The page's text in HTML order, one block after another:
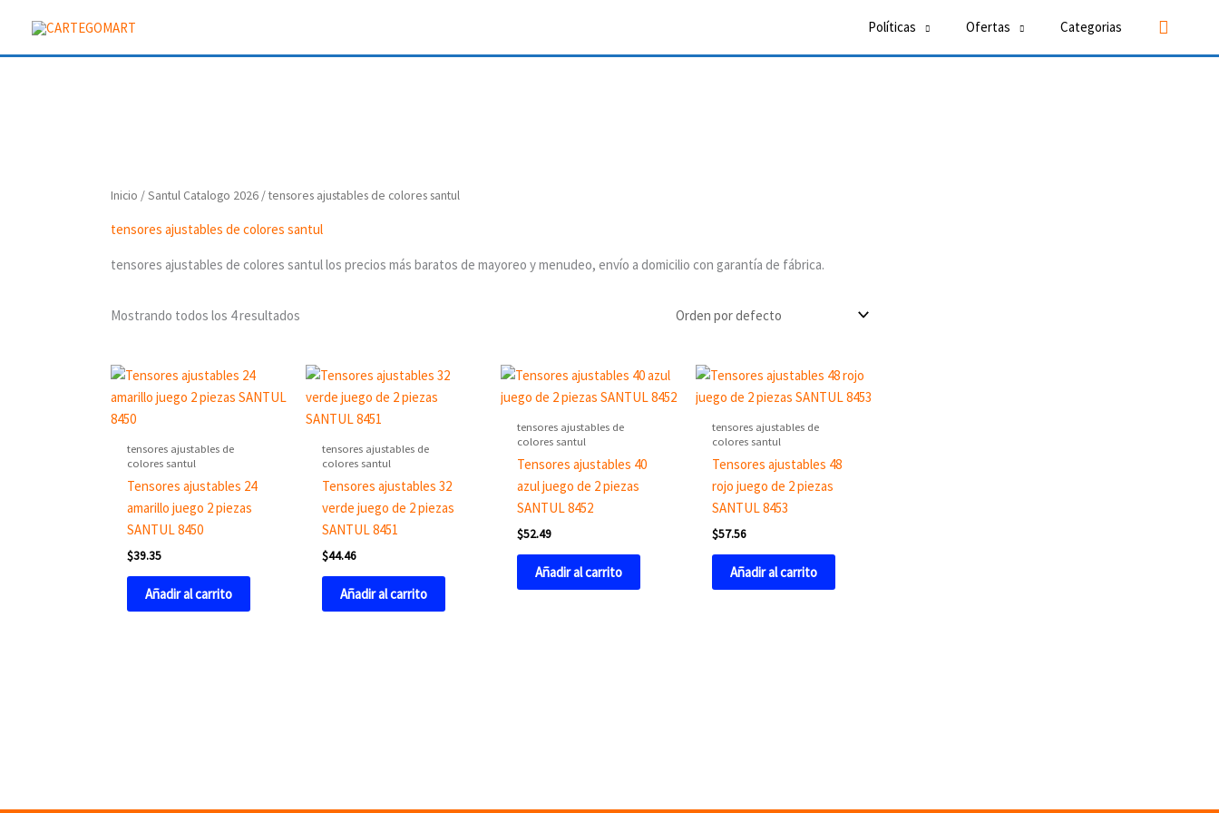
contenido
Políticas Ofertas Categorias Buscar
Inicio /Santul Catalogo 2026 / tensores ajustables de colores santul
tensores ajustables de colores santul
tensores ajustables de colores santul los precios más baratos de mayoreo y menudeo, envío a domicilio con garantía de fábrica.
Mostrando todos los 4 resultados
tensores ajustables de
colores santul
Tensores ajustables 24
amarillo juego 2 piezas
SANTUL 8450
$39.35
Añadir al carrito
tensores ajustables de
colores santul
Tensores ajustables 32
verde juego de 2 piezas
SANTUL 8451
$44.46
Añadir al carrito
tensores ajustables de
colores santul
Tensores ajustables 40
azul juego de 2 piezas
SANTUL 8452
$52.49
Añadir al carrito
tensores ajustables de
colores santul
Tensores ajustables 48
rojo juego de 2 piezas
SANTUL 8453
$57.56
Añadir al carrito